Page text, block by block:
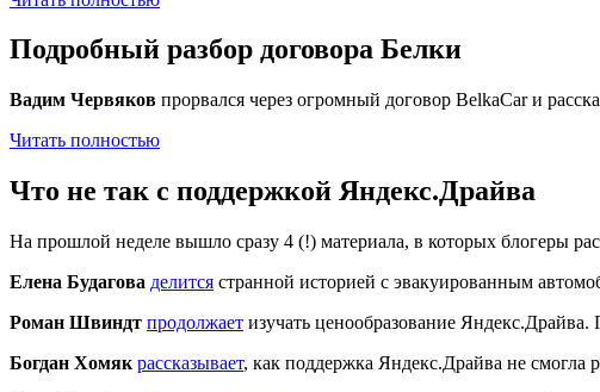
Подробный разбор договора Белки
Вадим Червяков прорвался через огромный договор BelkaCar и
Читать полностью
Что не так с поддержкой Яндекс.Драйва
На прошлой неделе вышло сразу 4 (!) материала, в которых блогеры
Елена Будагова делится странной историей с эвакуированным
Роман Швиндт продолжает изучать ценообразование
Богдан Хомяк рассказывает, как поддержка Яндекс.Драйва не смогла